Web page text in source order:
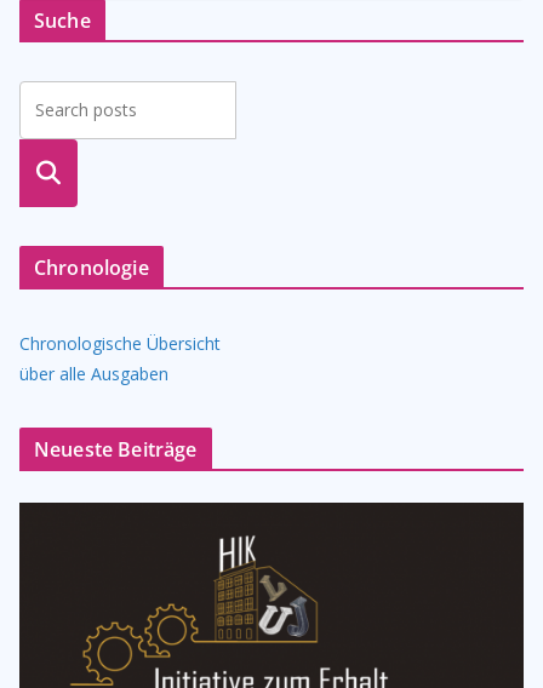
Suche
suche
Chronologie
Chronologische Übersicht
über alle Ausgaben
Neueste Beiträge